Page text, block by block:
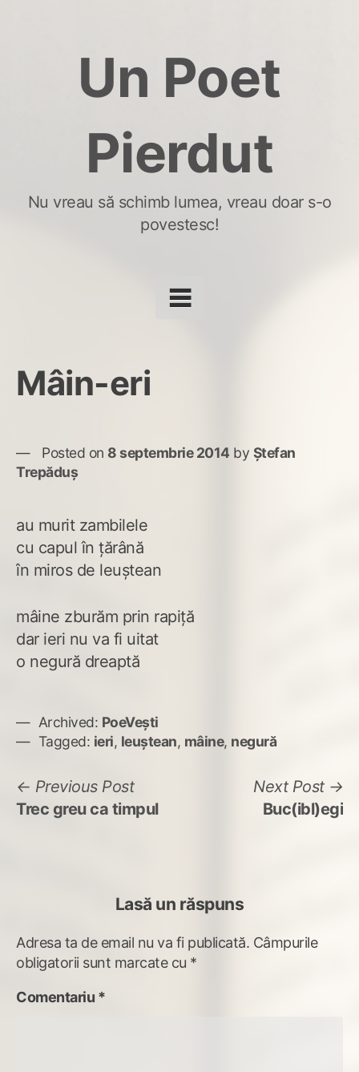
Un Poet
Pierdut
Nu vreau să schimb lumea, vreau doar s-o
povestesc!
Mâin-eri
Posted on 8 septembrie 2014 by Ștefan
Trepăduș
au murit zambilele
cu capul în ţărână
în miros de leuştean
mâine zburăm prin rapiţă
dar ieri nu va fi uitat
o negură dreaptă
Archived: PoeVești
Tagged: ieri, leuştean, mâine, negură
Navigare
în
Previous PostPrevious
post:
Trec greu ca timpul
Next Post
Buc(ibl)egi
Lasă un răspuns
Adresa ta de email nu va fi publicată. Câmpurile
obligatorii sunt marcate cu *
Comentariu *